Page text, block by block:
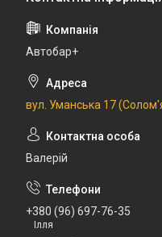
Автобар+
вул. Уманська 17
Валерій
+380 (96) 697-76-35
Ілля